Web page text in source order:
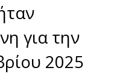
για την
2025